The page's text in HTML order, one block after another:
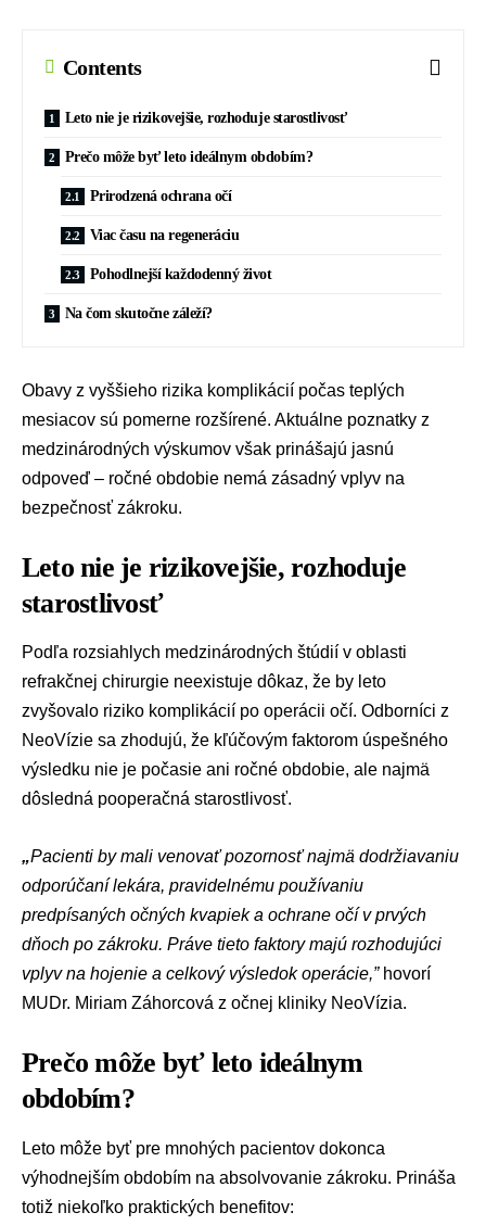
Contents
Leto nie je rizikovejšie, rozhoduje starostlivosť
Prečo môže byť leto ideálnym obdobím?
Prirodzená ochrana očí
Viac času na regeneráciu
Pohodlnejší každodenný život
Na čom skutočne záleží?
Obavy z vyššieho rizika komplikácií počas teplých
mesiacov sú pomerne rozšírené. Aktuálne poznatky z
medzinárodných výskumov však prinášajú jasnú
odpoveď – ročné obdobie nemá zásadný vplyv na
bezpečnosť zákroku.
Leto nie je rizikovejšie, rozhoduje
starostlivosť
Podľa rozsiahlych medzinárodných štúdií v oblasti
refrakčnej chirurgie neexistuje dôkaz, že by leto
zvyšovalo riziko komplikácií po operácii očí. Odborníci z
NeoVízie sa zhodujú, že kľúčovým faktorom úspešného
výsledku nie je počasie ani ročné obdobie, ale najmä
dôsledná pooperačná starostlivosť.
„Pacienti by mali venovať pozornosť najmä dodržiavaniu
odporúčaní lekára, pravidelnému používaniu
predpísaných očných kvapiek a ochrane očí v prvých
dňoch po zákroku. Práve tieto faktory majú rozhodujúci
vplyv na hojenie a celkový výsledok operácie,”hovorí
MUDr. Miriam Záhorcová z očnej kliniky NeoVízia.
Prečo môže byť leto ideálnym
obdobím?
Leto môže byť pre mnohých pacientov dokonca
výhodnejším obdobím na absolvovanie zákroku. Prináša
totiž niekoľko praktických benefitov: